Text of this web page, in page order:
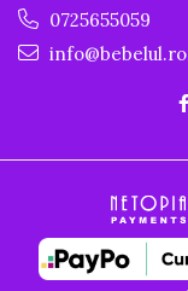
0725655059
info@bebelul.ro